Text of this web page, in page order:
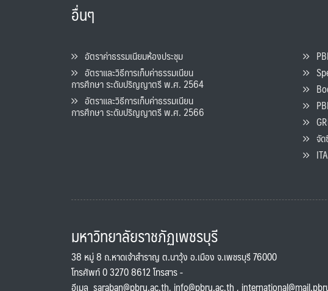
อื่นๆ
อัตราค่าธรรมเนียมห้องประชุม
อัตราและวิธีการเก็บค่าธรรมเนียน
การศึกษา ระดับปริญญาตรี พ.ศ. 2564
อัตราและวิธีการเก็บค่าธรรมเนียน
การศึกษา ระดับปริญญาตรี พ.ศ. 2566
จัด
ITA
มหาวิทยาลัยราชภัฏเพชรบุรี
38 หมู่ 8 ถ.หาดเจ้าสำราญ ต.นาวุ้ง อ.เมือง จ.เพชรบุรี 76000
โทรศัพท์ 0 3270 8612 โทรสาร -
อีเมล saraban@pbru.ac.th, info@pbru.ac.th ,